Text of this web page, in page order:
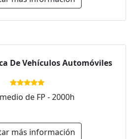
De Vehículos Automóviles
de FP - 2000h
más información